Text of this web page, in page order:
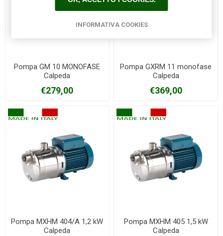
Pompa GM 10 MONOFASE
Calpeda
€279,00
Pompa GXRM 11 monofase
Calpeda
€369,00
Pompa MXHM 404/A 1,2 kW
Calpeda
Pompa MXHM 405 1,5 kW
Calpeda
INFORMATIVA COOKIES